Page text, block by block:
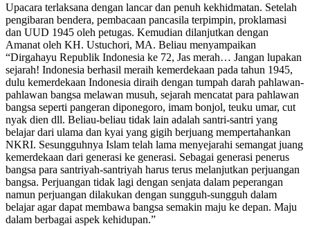
Upacara terlaksana dengan lancar dan penuh kekhidmatan. Setelah
pengibaran bendera, pembacaan pancasila terpimpin, proklamasi
dan UUD 1945 oleh petugas. Kemudian dilanjutkan dengan
Amanat oleh KH. Ustuchori, MA. Beliau menyampaikan
“Dirgahayu Republik Indonesia ke 72, Jas merah… Jangan lupakan
sejarah! Indonesia berhasil meraih kemerdekaan pada tahun 1945,
dulu kemerdekaan Indonesia diraih dengan tumpah darah pahlawan-
pahlawan bangsa melawan musuh, sejarah mencatat para pahlawan
bangsa seperti pangeran diponegoro, imam bonjol, teuku umar, cut
nyak dien dll. Beliau-beliau tidak lain adalah santri-santri yang
belajar dari ulama dan kyai yang gigih berjuang mempertahankan
NKRI. Sesungguhnya Islam telah lama menyejarahi semangat juang
kemerdekaan dari generasi ke generasi. Sebagai generasi penerus
bangsa para santriyah-santriyah harus terus melanjutkan perjuangan
bangsa. Perjuangan tidak lagi dengan senjata dalam peperangan
namun perjuangan dilakukan dengan sungguh-sungguh dalam
belajar agar dapat membawa bangsa semakin maju ke depan. Maju
dalam berbagai aspek kehidupan.”